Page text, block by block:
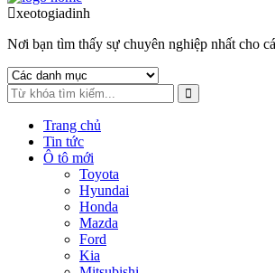
to
toxeotogiadinh
Nơi bạn tìm thấy sự chuyên nghiệp nhất cho
Trang chủ
Tin tức
Ô tô mới
Toyota
Hyundai
Honda
Mazda
Ford
Kia